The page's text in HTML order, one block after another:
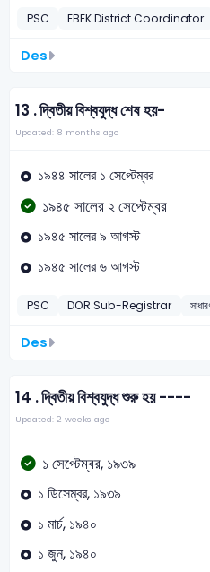
PSC EBEK District Coordinator
Des
13 .দ্বিতীয় বিশ্বযুদ্ধ শেষ হয়-
Updated: 8 months ago
১৯৪৪ সালের ১ সেপ্টেম্বর
১৯৪৫ সালের ২ সেপ্টেম্বর
১৯৪৫ সালের ৯ আগস্ট
১৯৪৫ সালের ৬ আগস্ট
PSC DOR Sub-Registrar
Des
14 .দ্বিতীয় বিশ্বযুদ্ধ শুরু হয় ----
Updated: 2 weeks ago
১ সেপ্টেম্বর, ১৯৩৯
১ ডিসেম্বর, ১৯৩৯
১ মার্চ, ১৯৪০
১ জুন, ১৯৪০